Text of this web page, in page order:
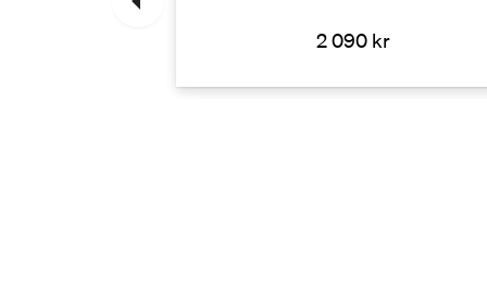
2 090 kr